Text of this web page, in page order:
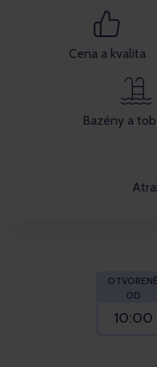
Cena a kvalita
Bazény a
OTVORENÉ
OD
10:00